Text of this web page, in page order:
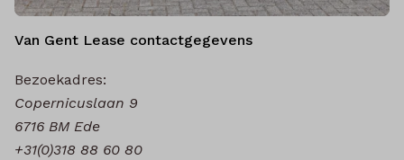
Van Gent Lease contactgegevens
Bezoekadres:
Copernicuslaan 9
6716 BM Ede
+31(0)318 88 60 80